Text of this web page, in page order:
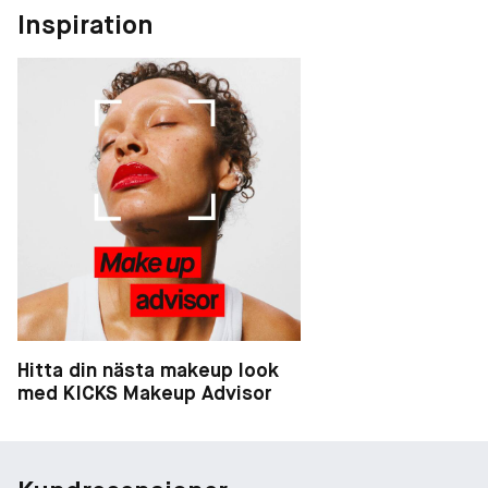
Inspiration
Hitta din nästa makeup look
med KICKS Makeup Advisor